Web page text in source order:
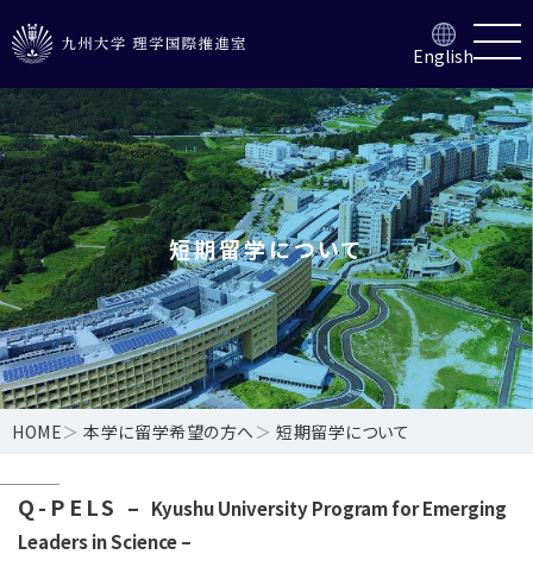
English
短期留学について
HOME＞本学に留学希望の方へ ＞短期留学について
Q-PELS – Kyushu University Program for Emerging
Leaders in Science –